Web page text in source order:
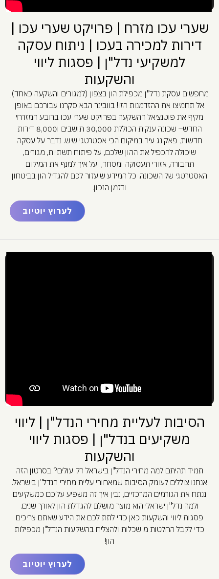
שערי עכו מזרח | פרויקט שערי עכו |
דירות למכירה בעכו | ניתוח עסקה
למשקיעי נדל"ן | פסגות ליווי
והשקעות
מחפשים עסקת נדל"ן מכפילת הון בצפון (למגורים והשקעה כאחד),
אל תחמיצו את ההזדמנות הזו! בוובינר הבא סקרנו עבורכם באופן
מקיף את פוטנציאל ההשקעה בפרויקט שערי עכו ברובע המזרחי
החדש– שכונה ענקית הכוללת 30,000 תושבים ו8,000 דירות
חדשות, פאקינג עיר במיקום הכי אסטרטגי שיש. נדבר על עסקה
שיכולה להכפיל את ההון שלכם, על פיתוח תשתיות, מגורים,
תחבורה, אזורי תעסוקה ומסחר, ועל איך למנף את המיקום
האסטרטגי של השכונה. כל המידע שיעזור לכם להגדיל הון בביטחון
ובזמן הנכון.
לערוץ יוטיוב
הסיבות לעליית מחירי הנדל"ן | ליווי
משקיעים בנדל"ן | פסגות ליווי
והשקעות
תמיד תהיתם למה מחירי הנדל"ן בישראל רק עולים? בסרטון הזה
אנחנו צוללים לעומק הסיבות שמאחורי עליית מחירי הנדל"ן בישראל.
ננתח את הגורמים המרכזיים, נבין איך זה משפיע עליכם כמשקיעים
ולמה נדל"ן ישראלי הוא מוצר מושלם להגדלת הון לאורך שנים.
פסגות ליווי והשקעות כאן כדי לתת לכם את הידע שאתם צריכים
כדי לקבל החלטות מושכלות ולהצליח בהשקעות הנדל"ן מכפילות
הון!
לערוץ יוטיוב